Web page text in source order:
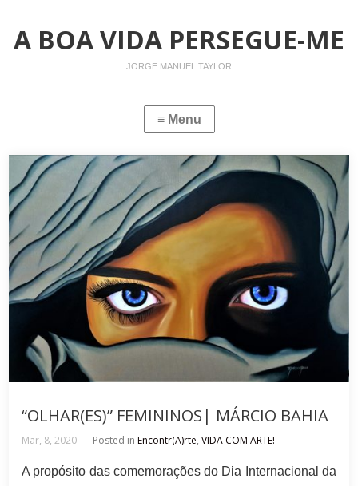
A BOA VIDA PERSEGUE-ME
JORGE MANUEL TAYLOR
“OLHAR(ES)” FEMININOS| MÁRCIO BAHIA
Mar, 8, 2020 Posted inEncontr(A)rte,VIDA COM ARTE!
A propósito das comemorações do Dia Internacional da